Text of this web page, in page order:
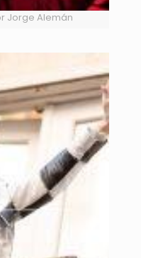
Jorge Alemán